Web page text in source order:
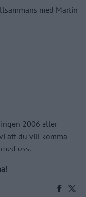
med Martin
2006 eller
att du vill komma
oss.